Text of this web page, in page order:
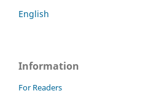
English
Information
For Readers